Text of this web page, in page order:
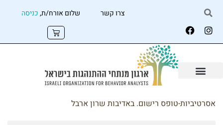
צרו קשר שלום אורח/ת,כניסה
אסרטיביות-טופס רישום. באדיבות שרון ארבל